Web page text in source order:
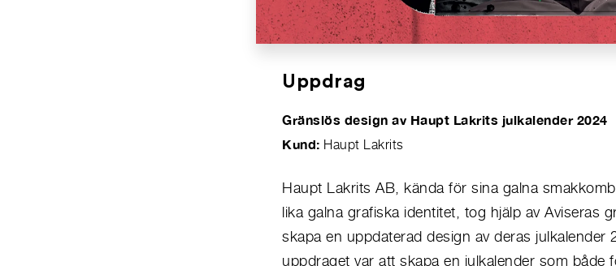
Uppdrag
Gränslös design av Haupt Lakrits julkalender 2024
Kund: Haupt Lakrits
Haupt Lakrits AB, kända för sina galna
lika galna grafiska identitet, tog hjälp av Aviseras
skapa en uppdaterad design av deras julkalender
uppdraget var att skapa en julkalender som både